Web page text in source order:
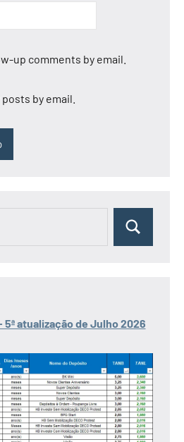
up comments by email.
by email.
Pesquisar
5ª atualização de Julho 2026